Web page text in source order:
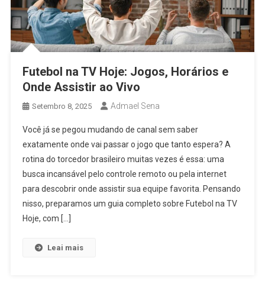
Futebol na TV Hoje: Jogos, Horários e
Onde Assistir ao Vivo
Setembro 8, 2025 Admael Sena
Você já se pegou mudando de canal sem saber
exatamente onde vai passar o jogo que tanto espera? A
rotina do torcedor brasileiro muitas vezes é essa: uma
busca incansável pelo controle remoto ou pela internet
para descobrir onde assistir sua equipe favorita. Pensando
nisso, preparamos um guia completo sobre Futebol na TV
Hoje, com […]
Leai mais